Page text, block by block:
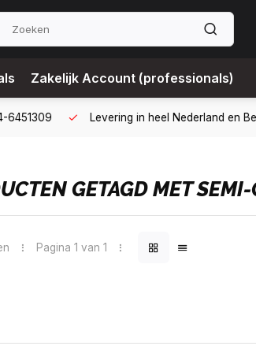
Zakelijk Account (professionals)
met een zakelijk account B2B kopen
GETAGD MET
Pagina 1 van 1